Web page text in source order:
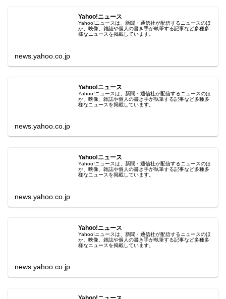
Yahoo!ニュース
Yahoo!ニュースは、新聞・通信社が配信するニュースのほ
か、映像、雑誌や個人の書き手が執筆する記事など多種多
様なニュースを掲載しています。
news.yahoo.co.jp
Yahoo!ニュース
Yahoo!ニュースは、新聞・通信社が配信するニュースのほ
か、映像、雑誌や個人の書き手が執筆する記事など多種多
様なニュースを掲載しています。
news.yahoo.co.jp
Yahoo!ニュース
Yahoo!ニュースは、新聞・通信社が配信するニュースのほ
か、映像、雑誌や個人の書き手が執筆する記事など多種多
様なニュースを掲載しています。
news.yahoo.co.jp
Yahoo!ニュース
Yahoo!ニュースは、新聞・通信社が配信するニュースのほ
か、映像、雑誌や個人の書き手が執筆する記事など多種多
様なニュースを掲載しています。
news.yahoo.co.jp